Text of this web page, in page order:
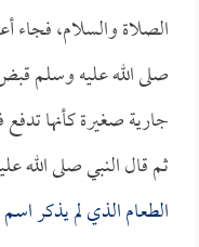
الصلاة والسلام، فجاء
صلى الله عليه وسلم
جارية صغيرة كأنها
ثم قال النبي صلى الله
الطعام الذي لم يذكر اسم